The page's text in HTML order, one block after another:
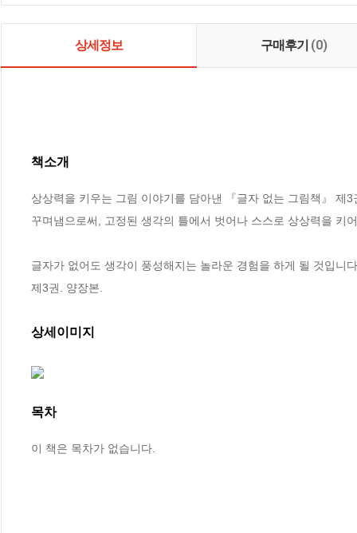
상세정보 구매후기 (0)
책소개
상상력을 키우는 그림 이야기를 담아낸 『글자 없는 그림책』 제
꾸며냄으로써, 고정된 생각의 틀에서 벗어나 스스로 상상력을 키
글자가 없어도 생각이 풍성해지는 놀라운 경험을 하게 될 것입니
제3권. 양장본.
상세이미지
목차
이 책은 목차가 없습니다.